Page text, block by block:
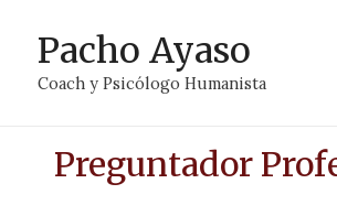
Pacho Ayaso
Coach y Psicólogo Humanista
Preguntador